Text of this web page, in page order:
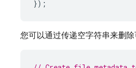
});
您可以通过传递空字符串来删除